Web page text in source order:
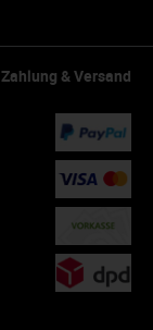
Zahlung & Versand